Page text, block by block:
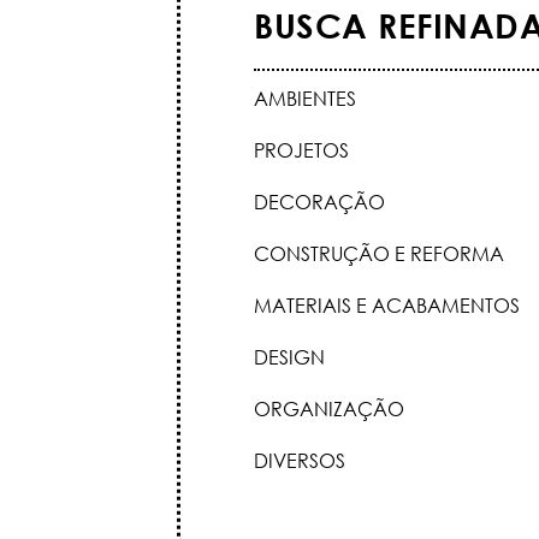
BUSCA
AMBIENTES
PROJETOS
DECORAÇÃO
CONSTRUÇÃO E REFORMA
MATERIAIS E ACABAMENTOS
DESIGN
ORGANIZAÇÃO
DIVERSOS